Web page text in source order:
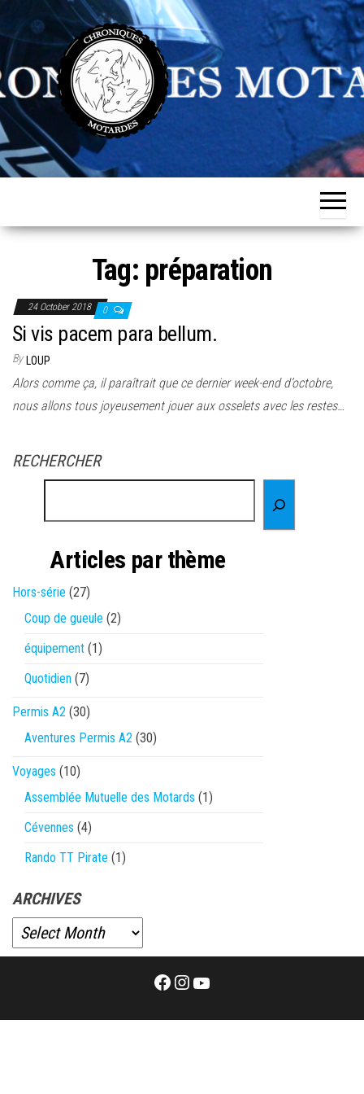
to
the
content
Chroniques
de
Tag: préparation
24 October 2018 0
Si vis pacem para bellum.
By LOUP
Alors comme ça, il paraîtrait que ce dernier week-end d’octobre,
nous allons tous joyeusement jouer aux osselets avec les restes…
RECHERCHER
Articles par thème
Hors-série (27)
Coup de gueule (2)
équipement (1)
Quotidien (7)
Permis A2 (30)
Aventures Permis A2 (30)
Voyages (10)
Assemblée Mutuelle des Motards (1)
Cévennes (4)
Rando TT Pirate (1)
ARCHIVES
Facebook
Instagram
YouTube